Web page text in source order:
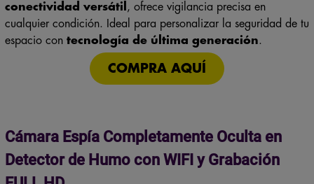
cualquier condición. Ideal para personalizar la seguridad de tu
espacio contecnología de última generación.
COMPRA AQUÍ
Detector de Humo con WIFI y Grabación
FULL HD